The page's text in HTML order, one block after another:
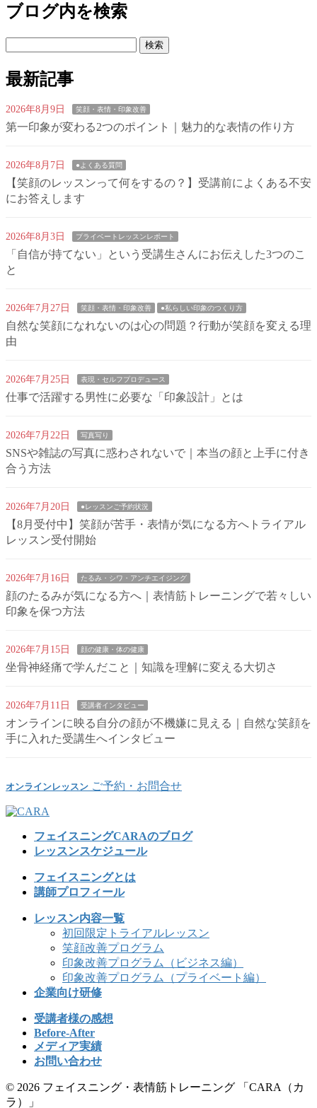
ブログ内を検索
最新記事
2026年8月9日 笑顔・表情・印象改善
第一印象が変わる2つのポイント｜魅力的な表情の作り方
2026年8月7日 ●よくある質問
【笑顔のレッスンって何をするの？】受講前によくある不安
にお答えします
2026年8月3日 プライベートレッスンレポート
「自信が持てない」という受講生さんにお伝えした3つのこ
と
2026年7月27日 笑顔・表情・印象改善 ●私らしい印象のつくり方
自然な笑顔になれないのは心の問題？行動が笑顔を変える理
由
2026年7月25日 表現・セルフプロデュース
仕事で活躍する男性に必要な「印象設計」とは
2026年7月22日 写真写り
SNSや雑誌の写真に惑わされないで｜本当の顔と上手に付き
合う方法
2026年7月20日 ●レッスンご予約状況
【8月受付中】笑顔が苦手・表情が気になる方へトライアル
レッスン受付開始
2026年7月16日 たるみ・シワ・アンチエイジング
顔のたるみが気になる方へ｜表情筋トレーニングで若々しい
印象を保つ方法
2026年7月15日 顔の健康・体の健康
坐骨神経痛で学んだこと｜知識を理解に変える大切さ
2026年7月11日 受講者インタビュー
オンラインに映る自分の顔が不機嫌に見える｜自然な笑顔を
手に入れた受講生へインタビュー
オンラインレッスン ご予約・お問合せ
フェイスニングCARAのブログ
レッスンスケジュール
フェイスニングとは
講師プロフィール
レッスン内容一覧
初回限定トライアルレッスン
笑顔改善プログラム
印象改善プログラム（ビジネス編）
印象改善プログラム（プライベート編）
企業向け研修
受講者様の感想
Before-After
メディア実績
お問い合わせ
© 2026 フェイスニング・表情筋トレーニング 「CARA（カ
ラ）」